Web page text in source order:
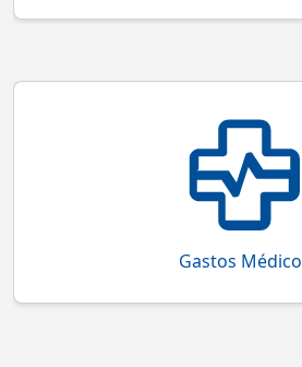
Gastos
atención médica,